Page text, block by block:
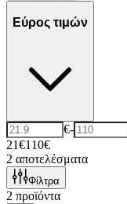
Εύρος τιμών
€-
21€110€
2 αποτελέσματα
Φίλτρα
2 προϊόντα